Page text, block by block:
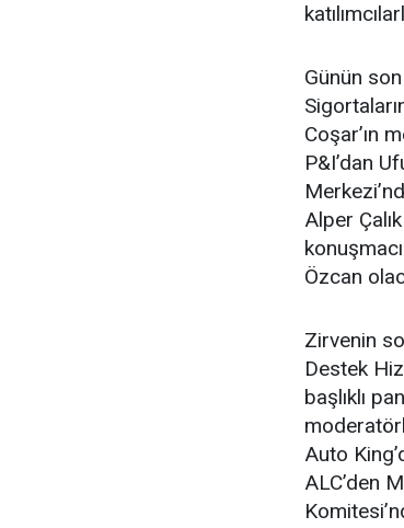
Günün
Coşar’ın
P&I’dan
Alper
Özcan
Zirvenin
Destek
başlıklı
Auto
ALC’den